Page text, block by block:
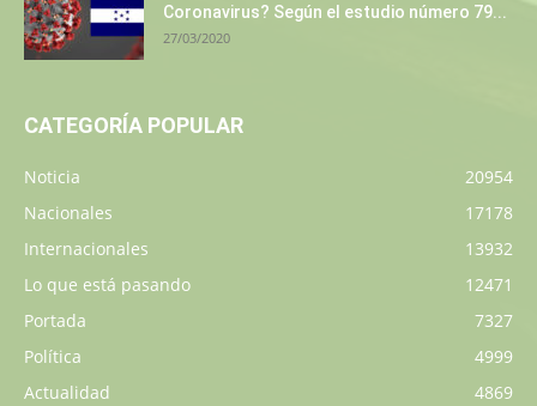
Coronavirus? Según el estudio número 79...
27/03/2020
CATEGORÍA POPULAR
Noticia
20954
Nacionales
17178
Internacionales
13932
Lo que está pasando
12471
Portada
7327
Política
4999
Actualidad
4869